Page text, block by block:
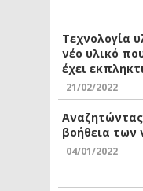
Τεχνολογία
νέο υλικό
έχει
21/02/2022
βοήθεια των
04/01/2022